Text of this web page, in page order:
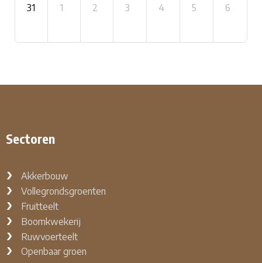
31 1 2 3 4 5 6
Sectoren
Akkerbouw
Vollegrondsgroenten
Fruitteelt
Boomkwekerij
Ruwvoerteelt
Openbaar groen